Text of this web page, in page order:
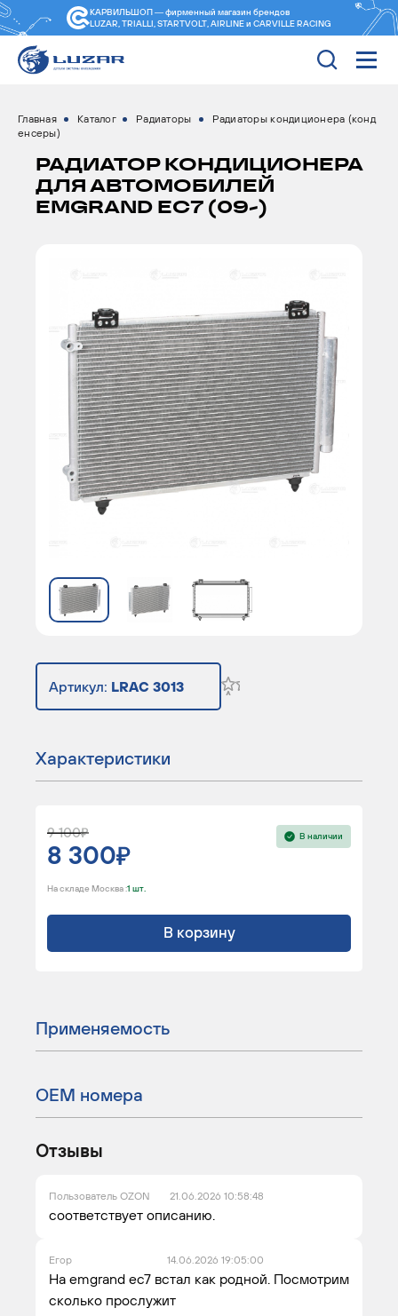
КАРВИЛЬШОП — фирменный магазин брендов
LUZAR, TRIALLI, STARTVOLT, AIRLINE и CARVILLE RACING
Главная Каталог Радиаторы
Радиаторы кондиционера (конд
енсеры)
РАДИАТОР КОНДИЦИОНЕРА
ДЛЯ АВТОМОБИЛЕЙ
EMGRAND EC7 (09-)
Артикул: LRAC 3013
Характеристики
9 100
8 300
В наличии
На складе Москва :1 шт.
В корзину
Применяемость
ОЕМ номера
Отзывы
Пользователь OZON 21.06.2026 10:58:48
соответствует описанию.
Егор 14.06.2026 19:05:00
На emgrand ec7 встал как родной. Посмотрим
сколько прослужит